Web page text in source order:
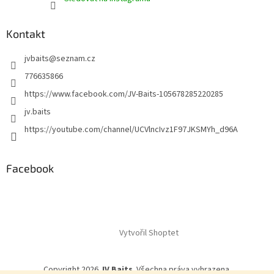
Kontakt
jvbaits@seznam.cz
776635866
https://www.facebook.com/JV-Baits-105678285220285
jv.baits
https://youtube.com/channel/UCVlncIvz1F97JKSMYh_d96A
Facebook
Vytvořil Shoptet
Copyright 2026JV Baits. Všechna práva vyhrazena.